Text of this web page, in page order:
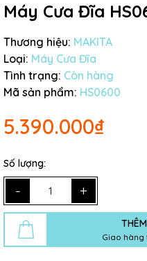
Máy Cưa Đĩa
Thương hiệu: MAKITA
Loại: Máy Cưa Đĩa
Tình trạng: Còn hàng
Mã sản phẩm: HS0600
5.390.000₫
Số lượng:
- +
Giao hàng